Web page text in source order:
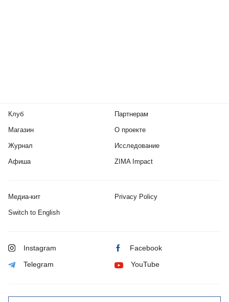
Клуб
Магазин
Журнал
Афиша
Партнерам
О проекте
Исследование
ZIMA Impact
Медиа-кит Privacy Policy
Switch to English
Instagram Facebook
Telegram YouTube